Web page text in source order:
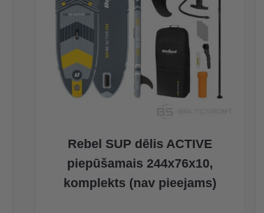
products available
products available
products available
products available
Rebel SUP dēlis ACTIVE
piepūšamais 244x76x10,
komplekts (nav pieejams)